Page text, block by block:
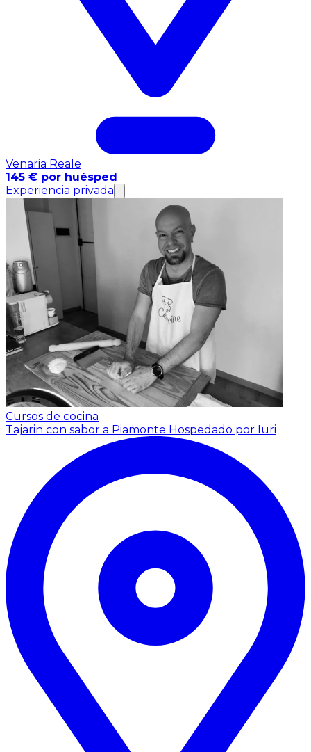
Venaria Reale
145 € por huésped
Experiencia privada
Cursos de cocina
Tajarin con sabor a Piamonte Hospedado por Iuri